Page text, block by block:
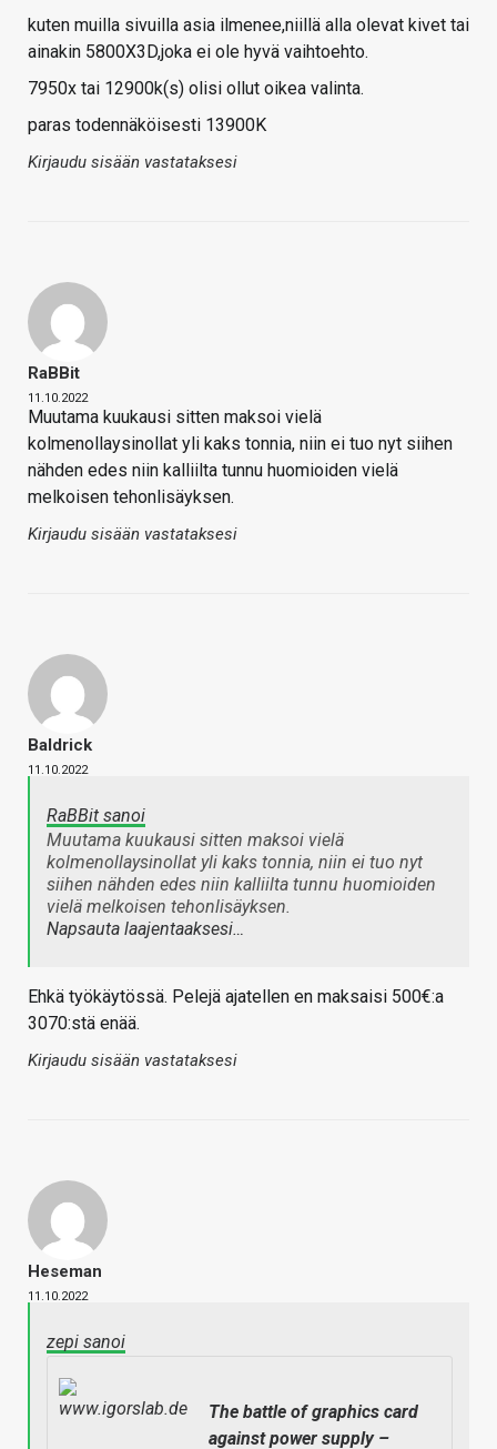
kuten muilla sivuilla asia ilmenee,niillä alla olevat kivet tai
ainakin 5800X3D,joka ei ole hyvä vaihtoehto.
7950x tai 12900k(s) olisi ollut oikea valinta.
paras todennäköisesti 13900K
Kirjaudu sisään vastataksesi
RaBBit
11.10.2022
Muutama kuukausi sitten maksoi vielä
kolmenollaysinollat yli kaks tonnia, niin ei tuo nyt siihen
nähden edes niin kalliilta tunnu huomioiden vielä
melkoisen tehonlisäyksen.
Kirjaudu sisään vastataksesi
Baldrick
11.10.2022
RaBBit sanoi
Muutama kuukausi sitten maksoi vielä
kolmenollaysinollat yli kaks tonnia, niin ei tuo nyt
siihen nähden edes niin kalliilta tunnu huomioiden
vielä melkoisen tehonlisäyksen.
Napsauta laajentaaksesi…
Ehkä työkäytössä. Pelejä ajatellen en maksaisi 500€:a
3070:stä enää.
Kirjaudu sisään vastataksesi
Heseman
11.10.2022
zepi sanoi
The battle of graphics card
against power supply –